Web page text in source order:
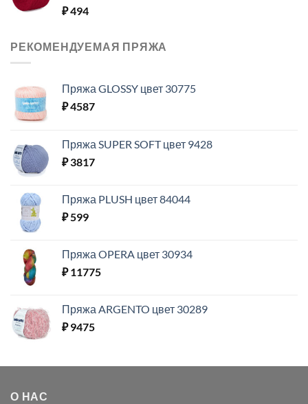
₽494
РЕКОМЕНДУЕМАЯ ПРЯЖА
Пряжа GLOSSY цвет 30775
₽4587
Пряжа SUPER SOFT цвет 9428
₽3817
Пряжа PLUSH цвет 84044
₽599
Пряжа OPERA цвет 30934
₽11775
Пряжа ARGENTO цвет 30289
₽9475
О НАС